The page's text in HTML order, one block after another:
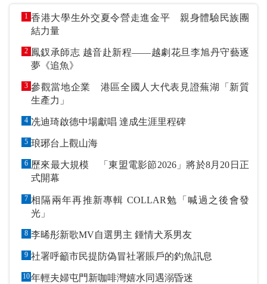
1 香港大學生外交夏令營走進金平 親身體驗民族團
結力量
2 鳳釵承師志 越音赴新程——越劇花旦李旭丹守藝逐
夢《追魚》
3 參觀當地企業 港區全國人大代表見證蕪湖「新質
生產力」
4 冼迪琦啟德中場獻唱 達成生涯里程碑
5 琅琊台上觀山海
6 歷來最大規模 「東盟電影節2026」將於8月20日正
式開幕
7 相隔兩年再推新專輯 COLLAR勉「喊過之後會發
光」
8 李晞彤新歌MV自選男主 鍾情犬系男友
9 社署呼籲市民提防偽冒社署賬戶的釣魚訊息
10年輕夫婦屯門新咖啡灣嬉水同遇溺昏迷